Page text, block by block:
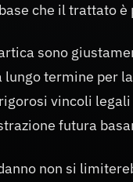
che il trattato
sono
termine per
vincoli
futura
non si